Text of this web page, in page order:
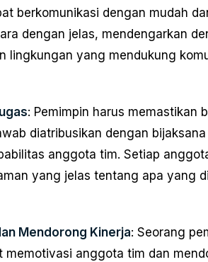
berkomunikasi dengan mudah
dengan jelas, mendengarkan
lingkungan yang mendukung
: Pemimpin harus memastikan
diatribusikan dengan
anggota tim. Setiap
yang jelas tentang apa yang
Mendorong Kinerja: Seorang
memotivasi anggota tim dan